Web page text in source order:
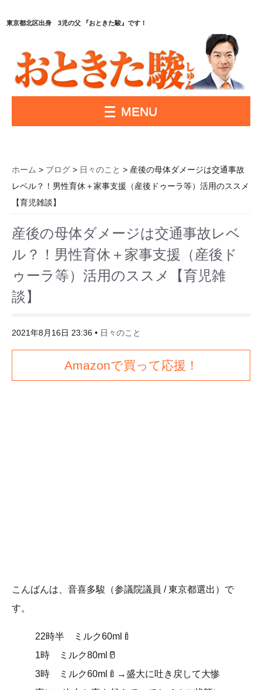
東京都北区出身 3児の父 『おときた駿』です！
MENU
ホーム > ブログ > 日々のこと > 産後の母体ダメージは交通事故
レベル？！男性育休＋家事支援（産後ドゥーラ等）活用のススメ
【育児雑談】
産後の母体ダメージは交通事故レベ
ル？！男性育休＋家事支援（産後ド
ゥーラ等）活用のススメ【育児雑
談】
2021年8月16日 23:36 • 日々のこと
Amazonで買って応援！
こんばんは、音喜多駿（参議院議員 / 東京都選出）で
す。
22時半 ミルク60ml🍼
1時 ミルク80ml🥛
3時 ミルク60ml🍼→盛大に吐き戻して大惨